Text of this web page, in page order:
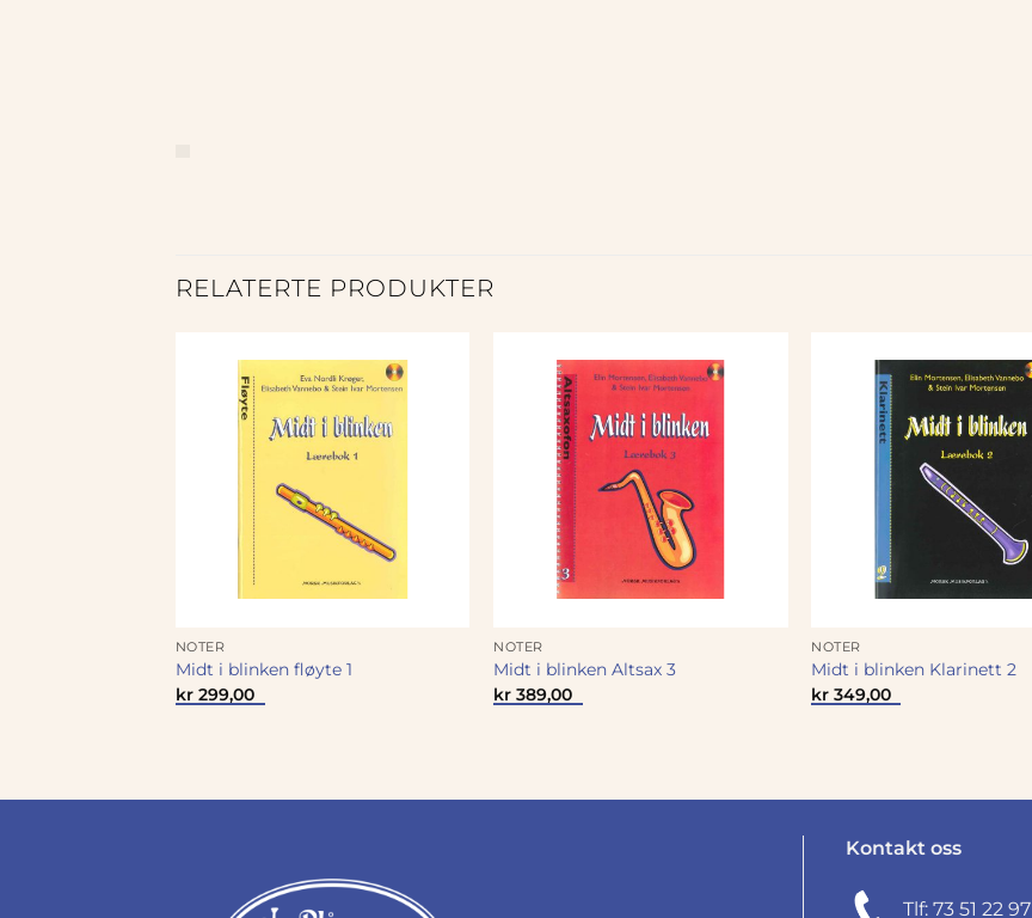
RELATERTE PRODUKTER
NOTER
Midt i blinken fløyte 1
kr299,00
NOTER
Midt i blinken Altsax 3
kr 389,00
NOTER
Midt i blinken Klarinett 2
kr 349,00
Kontakt oss
Tlf: 73 51 22 97